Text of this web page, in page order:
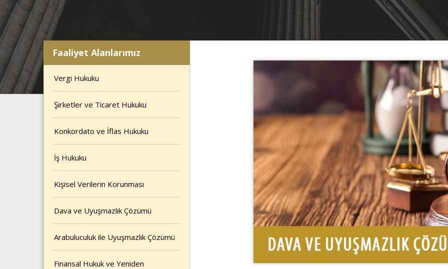
Faaliyet Alanlarımız
Vergi Hukuku
Şirketler ve Ticaret Hukuku
Konkordato ve İflas Hukuku
İş Hukuku
Kişisel Verilerin Korunması
Dava ve Uyuşmazlık Çözümü
Arabuluculuk ile Uyuşmazlık Çözümü
Finansal Hukuk ve Yeniden